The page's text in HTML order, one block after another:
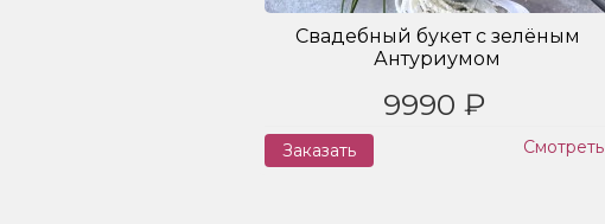
Свадебный букет с зелёным
Антуриумом
9990 ₽
Заказать Смотреть